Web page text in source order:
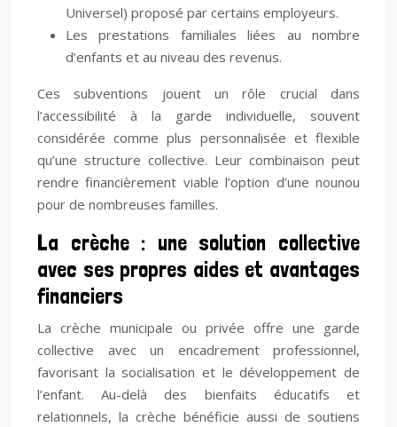
Universel) proposé par certains employeurs.
Les prestations familiales liées au nombre
d’enfants et au niveau des revenus.
Ces subventions jouent un rôle crucial dans
l’accessibilité à la garde individuelle, souvent
considérée comme plus personnalisée et flexible
qu’une structure collective. Leur combinaison peut
rendre financièrement viable l’option d’une nounou
pour de nombreuses familles.
La crèche : une solution collective
avec ses propres aides et avantages
financiers
La crèche municipale ou privée offre une garde
collective avec un encadrement professionnel,
favorisant la socialisation et le développement de
l’enfant. Au-delà des bienfaits éducatifs et
relationnels, la crèche bénéficie aussi de soutiens